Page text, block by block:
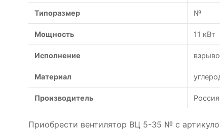
Типоразмер №
Мощность 11 кВт
Исполнение
Материал
Производитель Россия
Приобрести вентилятор ВЦ 5-35 № с